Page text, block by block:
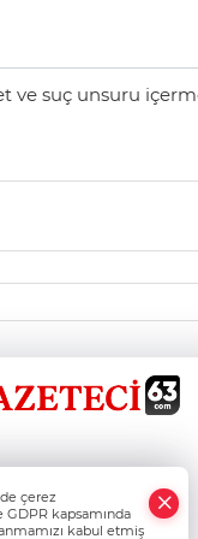
suç unsuru
çerez
GDPR kapsamında
kabul etmiş